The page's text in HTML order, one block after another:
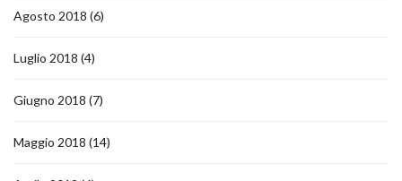
Agosto 2018 (6)
Luglio 2018 (4)
Giugno 2018 (7)
Maggio 2018 (14)